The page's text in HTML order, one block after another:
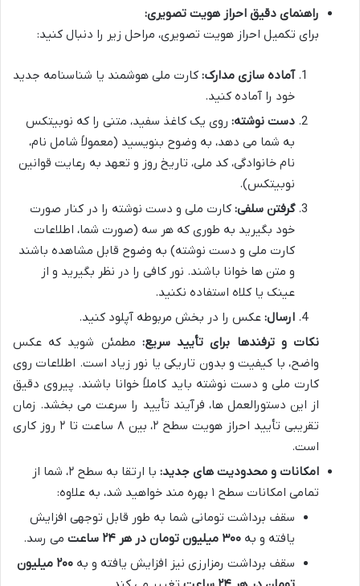
راهنمای دقیق احراز هویت تصویری:
برای تکمیل احراز هویت تصویری، مراحل زیر را دنبال کنید:
آماده سازی مدارک: کارت ملی هوشمند یا شناسنامه جدید
خود را آماده کنید.
دست نوشته: روی یک کاغذ سفید، متنی را که نوبیتکس
به شما می دهد، به وضوح بنویسید (معمولاً شامل نام،
نام خانوادگی، کد ملی، تاریخ روز و تعهد به رعایت قوانین
نوبیتکس).
گرفتن سلفی: کارت ملی و دست نوشته را در کنار صورت
خود بگیرید به طوری که هر سه (صورت شما، اطلاعات
کارت ملی و دست نوشته) به وضوح قابل مشاهده باشند
و متن ها خوانا باشند. نور کافی را در نظر بگیرید و از
عینک یا کلاه استفاده نکنید.
ارسال: عکس را در بخش مربوطه آپلود کنید.
نکات و ترفندها برای تأیید سریع: مطمئن شوید که عکس
واضح، با کیفیت و بدون تاریکی یا نور زیاد است. اطلاعات روی
کارت ملی و دست نوشته باید کاملاً خوانا باشند. پیروی دقیق
از این دستورالعمل ها، فرآیند تأیید را سرعت می بخشد. زمان
تقریبی تأیید احراز هویت سطح ۲، بین ۸ ساعت تا ۲ روز کاری
است.
امکانات و محدودیت های جدید:
با ارتقا به سطح ۲، شما از
تمامی امکانات سطح ۱ بهره مند خواهید شد، به علاوه:
سقف برداشت تومانی شما به طور قابل توجهی افزایش
یافته و به ۳۰۰ میلیون تومان در هر ۲۴ ساعت
می رسد.
سقف برداشت رمزارزی نیز افزایش یافته و به
۲۰۰ میلیون